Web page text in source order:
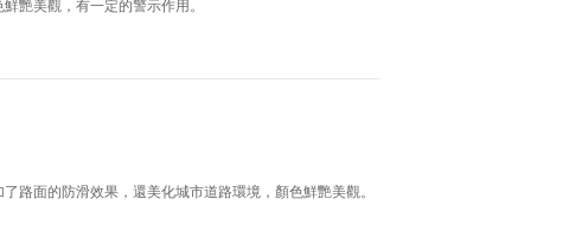
艷美觀，有一定的警示作用。
路面的防滑效果，還美化城市道路環境，顏色鮮艷美觀。